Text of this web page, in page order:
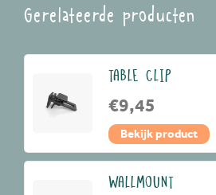
Gerelateerde producten
TABLE CLIP
€9,45
Bekijk product
WALLMOUNT